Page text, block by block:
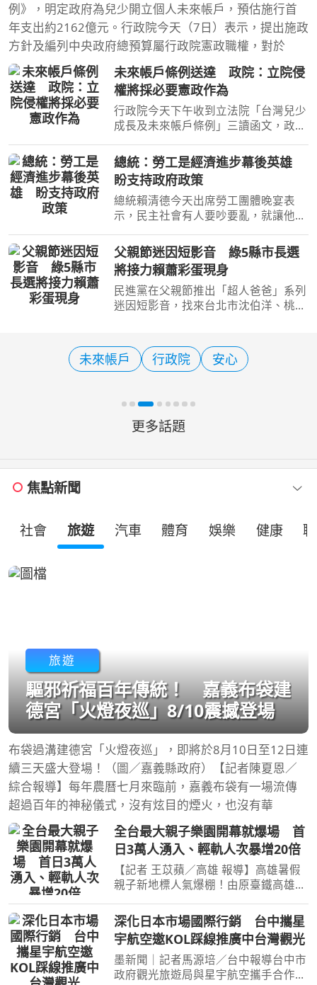
例》，明定政府為兒少開立個人未來帳戶，預估施行首
年支出約2162億元。行政院今天（7日）表示，提出施政
方針及編列中央政府總預算屬行政院憲政職權，對於
未來帳戶條例送達 政院：立院侵
權將採必要憲政作為
行政院今天下午收到立法院「台灣兒少
成長及未來帳戶條例」三讀函文，政院
政份際，侵害政院提出施政方針及編製
預算等憲法權力的作法，政院將採取必
要的憲政作為，維護憲
總統：勞工是經濟進步幕後英雄
盼支持政府政策
總統賴清德今天出席勞工團體晚宴表
示，民主社會有人要吵要亂，就讓他們
支持政府政策；他強調，廣大勞工才是
經濟進步的幕後英雄，照顧勞工是擔任
總統一定要做到的事，勞
父親節迷因短影音 綠5縣市長選
將接力賴蕭彩蛋現身
民進黨在父親節推出「超人爸爸」系列
迷因短影音，找來台北市沈伯洋、桃園
接力入鏡，宣傳「國家陪你一起養」人
口政策；總統賴清德
未來帳戶 行政院 安心
更多話題
焦點新聞
社會 旅遊 汽車 體育 娛樂 健康
旅遊
驅邪祈福百年傳統！ 嘉義布袋建
德宮「火燈夜巡」8/10震撼登場
布袋過溝建德宮「火燈夜巡」，即將於8月10日至12日連
續三天盛大登場！（圖／嘉義縣政府）【記者陳夏恩／
綜合報導】每年農曆七月來臨前，嘉義布袋有一場流傳
超過百年的神秘儀式，沒有炫目的煙火，也沒有華
全台最大親子樂園開幕就爆場 首
日3萬人湧入、輕軌人次暴增20倍
【記者 王苡蘋／高雄 報導】高雄暑假
親子新地標人氣爆棚！由原臺鐵高雄機
放的「高雄親子遊樂園區」今（8）日
正式啟用，開幕首日即吸引超過3萬人
次入園，不少家庭三代同
深化日本市場國際行銷 台中攜星
宇航空邀KOL踩線推廣中台灣觀光
墨新聞｜記者馬源培／台中報導台中市
政府觀光旅遊局與星宇航空攜手合作辦